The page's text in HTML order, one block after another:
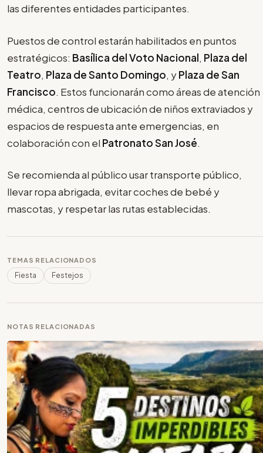
las diferentes entidades participantes.
Puestos de control estarán habilitados en puntos
estratégicos: Basílica del Voto Nacional, Plaza del
Teatro, Plaza de Santo Domingo, yPlaza de San
Francisco. Estos funcionarán como áreas de atención
médica, centros de ubicación de niños extraviados y
espacios de respuesta ante emergencias, en
colaboración con el Patronato San José.
Se recomienda al público usar transporte público,
llevar ropa abrigada, evitar coches de bebé y
mascotas, y respetar las rutas establecidas.
TEMAS RELACIONADOS
Fiesta Festejos
NOTAS RELACIONADAS